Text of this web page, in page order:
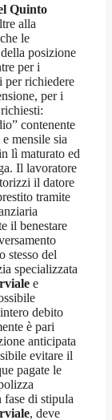
Quinto
alla
le
posizione
per i
per richiedere
per i
contenente
mensile sia
lì maturato ed
Il lavoratore
il datore
tramite
il benestare
stesso del
specializzata
e
debito
è pari
anticipata
evitare il
pagate le
fase di stipula
, deve